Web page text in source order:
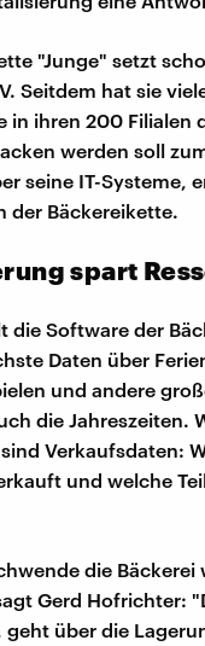
"Junge" setzt
Seitdem hat sie
in ihren 200 Filialen
werden soll
seine IT-Systeme,
der Bäckereikette.
spart
die Software der
Daten über
und andere
die Jahreszeiten.
Verkaufsdaten:
und welche
die Bäckerei
Gerd Hofrichter:
geht über die